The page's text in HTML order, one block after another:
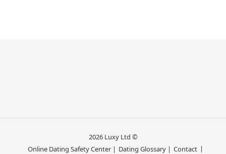
2026 Luxy Ltd ©
Online Dating Safety Center | Dating Glossary | Contact